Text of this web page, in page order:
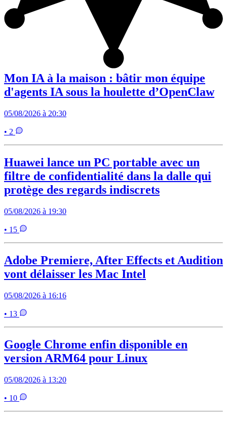
Mon IA à la maison : bâtir mon équipe
d'agents IA sous la houlette d’OpenClaw
05/08/2026 à 20:30
• 2
Huawei lance un PC portable avec un
filtre de confidentialité dans la dalle qui
protège des regards indiscrets
05/08/2026 à 19:30
• 15
Adobe Premiere, After Effects et Audition
vont délaisser les Mac Intel
05/08/2026 à 16:16
• 13
Google Chrome enfin disponible en
version ARM64 pour Linux
05/08/2026 à 13:20
• 10